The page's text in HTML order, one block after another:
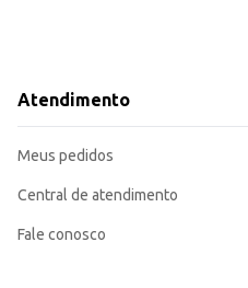
Atendimento
Meus pedidos
Central de atendimento
Fale conosco